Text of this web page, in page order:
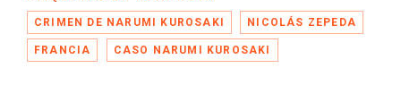
CRIMEN DE NARUMI KUROSAKI NICOLÁS ZEPEDA
FRANCIA CASO NARUMI KUROSAKI